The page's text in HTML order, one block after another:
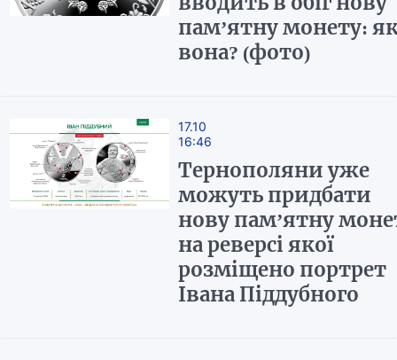
пам’ятну монету:
вона? (фото)
17.10
16:46
Тернополяни уже
можуть придбати
нову пам’ятну
на реверсі якої
розміщено портрет
Івана Піддубного